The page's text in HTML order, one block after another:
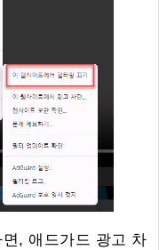
, 애드가드 광고 차